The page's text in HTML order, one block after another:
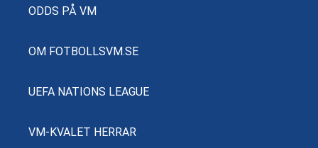
ODDS PÅ VM
OM FOTBOLLSVM.SE
UEFA NATIONS LEAGUE
VM-KVALET HERRAR